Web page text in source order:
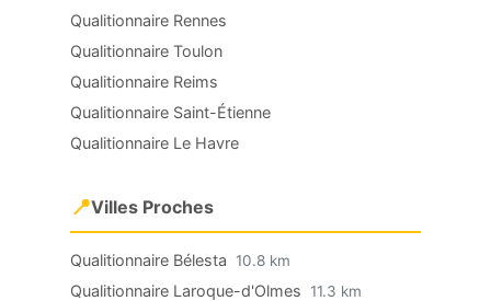
Qualitionnaire Rennes
Qualitionnaire Toulon
Qualitionnaire Reims
Qualitionnaire Saint-Étienne
Qualitionnaire Le Havre
📍Villes Proches
Qualitionnaire Bélesta 10.8 km
Qualitionnaire Laroque-d'Olmes 11.3 km